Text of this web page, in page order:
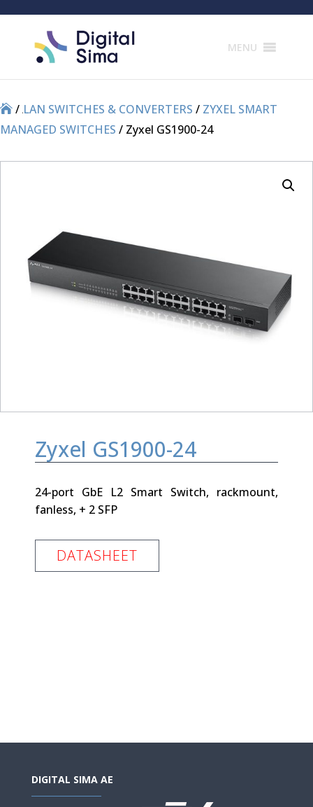
MENU
//LAN SWITCHES & CONVERTERS / ZYXEL SMART
MANAGED SWITCHES / Zyxel GS1900-24
Zyxel GS1900-24
24-port GbE L2 Smart Switch, rackmount,
fanless, + 2 SFP
DATASHEET
DIGITAL SIMA AE